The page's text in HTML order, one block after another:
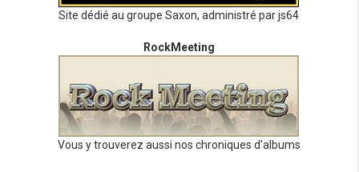
Site dédié au groupe Saxon, administré par js64
RockMeeting
Vous y trouverez aussi nos chroniques d'albums